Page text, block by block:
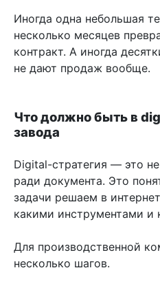
Иногда одна небольшая
несколько месяцев
контракт. А иногда
не дают продаж вообще.
Что должно быть в
завода
Digital-стратегия — это
ради документа. Это
задачи решаем в
какими инструментами и
Для производственной
несколько шагов.